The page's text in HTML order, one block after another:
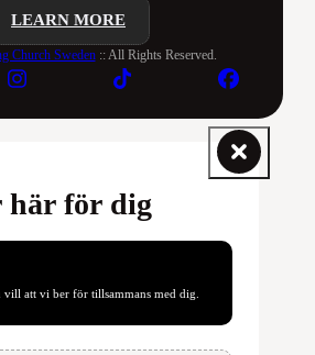
LEARN MORE
Church Sweden:: All Rights Reserved.
här för dig
att vi ber för tillsammans med dig.